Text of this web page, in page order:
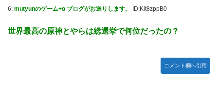
タトゥー彫り師さん「刺青入れてる奴は全員バカです」→30
【悲報】「美人すぎる県警本部長」失職ｗｗｗｗｗｗｗｗｗ
本屋に現れた異臭＆浮浪者風の男、ペタンコのボストンバッ
6: mutyunのゲーム+α ブログがお送りします。 ID:Kit8zppB0
世界最高の原神とやらは総選挙で何位だったの？
コメント欄へ引用